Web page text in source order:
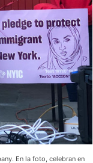
En la foto, celebran en